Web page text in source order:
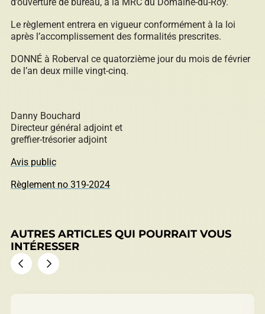
Villégiature
Vente pour non-paiement de taxes
Le règlement entrera en vigueur conformément à la loi
après l’accomplissement des formalités prescrites.
DONNÉ à Roberval ce quatorzième jour du mois de février
de l’an deux mille vingt-cinq.
Danny Bouchard
Directeur général adjoint et
greffier-trésorier adjoint
Avis public
Règlement no 319-2024
AUTRES ARTICLES QUI POURRAIT VOUS
INTÉRESSER